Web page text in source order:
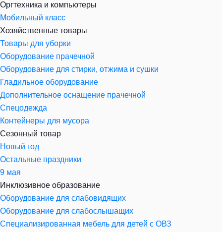
Оргтехника и компьютеры
Мобильный класс
Хозяйственные товары
Товары для уборки
Оборудование прачечной
Оборудование для стирки, отжима и сушки
Гладильное оборудование
Дополнительное оснащение прачечной
Спецодежда
Контейнеры для мусора
Сезонный товар
Новый год
Остальные праздники
9 мая
Инклюзивное образование
Оборудование для слабовидящих
Оборудование для слабослышащих
Специализированная мебель для детей с ОВЗ